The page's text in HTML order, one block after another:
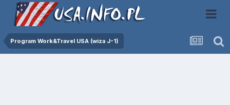
Program Work&Travel USA (wiza J-1)